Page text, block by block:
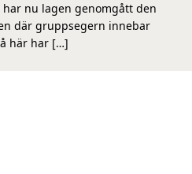
nu lagen genomgått den
där gruppsegern innebar
här har […]